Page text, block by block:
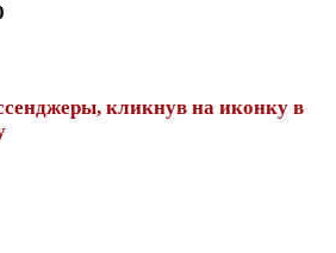
кликнув на иконку в